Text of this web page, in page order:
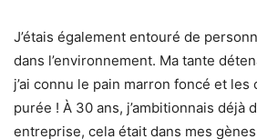
J’étais également entouré de
dans l’environnement. Ma tante
j’ai connu le pain marron foncé et
purée ! À 30 ans, j’ambitionnais déjà
entreprise, cela était dans mes